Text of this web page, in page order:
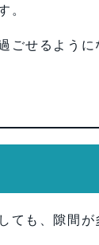
。
ごせるように
ても、隙間が